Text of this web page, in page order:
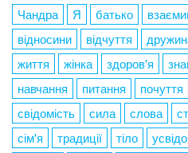
Чандра
Я батько
відносини
відчуття
життя
жінка здоров'я
навчання
питання почуття
свідомість
сила слова
сім'я
традиції тіло